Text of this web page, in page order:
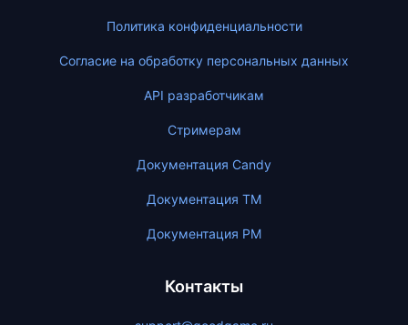
Политика конфиденциальности
Согласие на обработку персональных данных
API разработчикам
Стримерам
Документация Candy
Документация ТМ
Документация PM
Контакты